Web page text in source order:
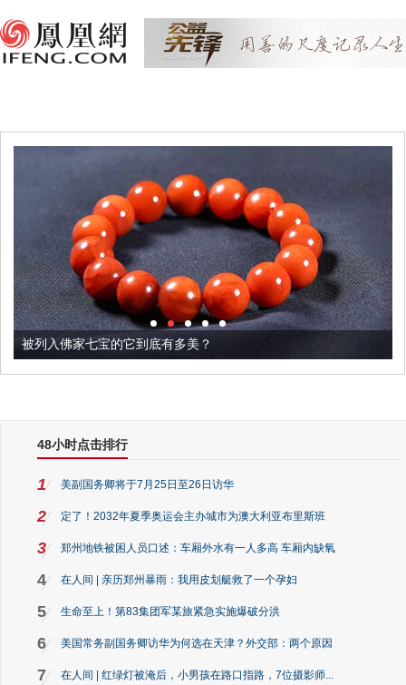
被列入佛家七宝的它到底有多美？
48小时点击排行
1 美副国务卿将于7月25日至26日访华
2 定了！2032年夏季奥运会主办城市为澳大利亚布里斯班
3 郑州地铁被困人员口述：车厢外水有一人多高 车厢内缺氧
4 在人间 | 亲历郑州暴雨：我用皮划艇救了一个孕妇
5 生命至上！第83集团军某旅紧急实施爆破分洪
6 美国常务副国务卿访华为何选在天津？外交部：两个原因
7 在人间 | 红绿灯被淹后，小男孩在路口指路，7位摄影师...